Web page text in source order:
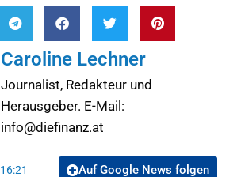
Caroline Lechner
Journalist, Redakteur und
Herausgeber. E-Mail:
info@diefinanz.at
16:21 Auf Google News folgen